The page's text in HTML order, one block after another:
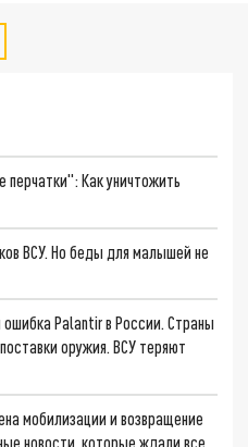
перчатки": Как уничтожить
ВСУ. Но беды для малышей не
Palantir в России. Страны
оружия. ВСУ теряют
мобилизации и возвращение
новости, которые ждали все